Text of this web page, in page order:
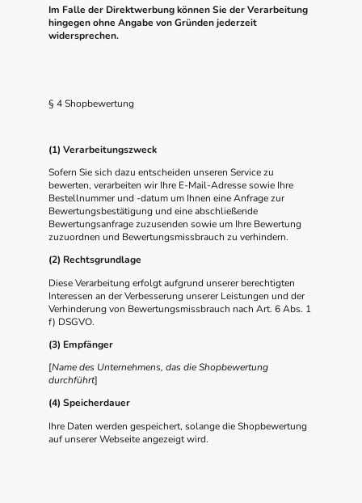
Im Falle der Direktwerbung können Sie der Verarbeitung
hingegen ohne Angabe von Gründen jederzeit
widersprechen.
§ 4 Shopbewertung
(1) Verarbeitungszweck
Sofern Sie sich dazu entscheiden unseren Service zu
bewerten, verarbeiten wir Ihre E-Mail-Adresse sowie Ihre
Bestellnummer und -datum um Ihnen eine Anfrage zur
Bewertungsbestätigung und eine abschließende
Bewertungsanfrage zuzusenden sowie um Ihre Bewertung
zuzuordnen und Bewertungsmissbrauch zu verhindern.
(2) Rechtsgrundlage
Diese Verarbeitung erfolgt aufgrund unserer berechtigten
Interessen an der Verbesserung unserer Leistungen und der
Verhinderung von Bewertungsmissbrauch nach Art. 6 Abs. 1
f) DSGVO.
(3) Empfänger
[Name des Unternehmens, das die Shopbewertung
durchführt]
(4) Speicherdauer
Ihre Daten werden gespeichert, solange die Shopbewertung
auf unserer Webseite angezeigt wird.